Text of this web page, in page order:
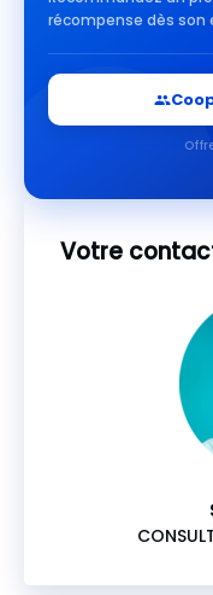
récompense dès son
Votre